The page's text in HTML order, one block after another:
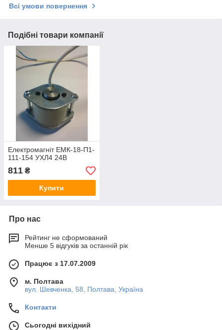
Всі умови повернення
Подібні товари компанії
Електромагніт ЕМК-18-П1-
111-154 УХЛ4 24В
811 ₴
Купити
Про нас
Рейтинг не сформований
Менше 5 відгуків за останній рік
Працює з 17.07.2009
м. Полтава
вул. Шевченка, 58, Полтава, Україна
Контакти
Сьогодні вихідний